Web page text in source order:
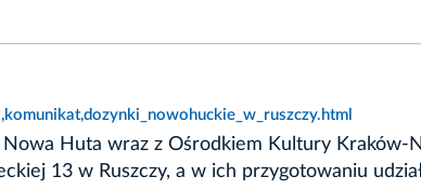
Huta wraz z Ośrodkiem Kultury
13 w Ruszczy, a w ich przygotowaniu